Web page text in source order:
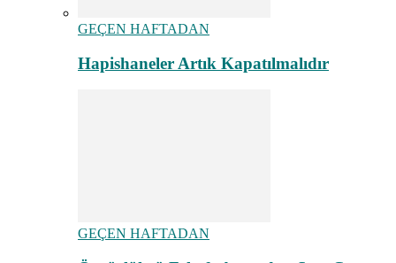
GEÇEN HAFTADAN
Hapishaneler Artık Kapatılmalıdır
GEÇEN HAFTADAN